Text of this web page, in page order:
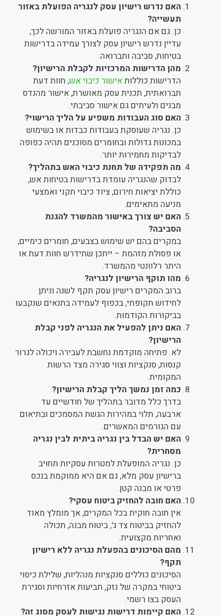
האם נדרש רישיון עסק לנגריה הפועלת באזור
תעשייה?
כן. גם אם הנגריה פועלת באזור המורשה לכך,
עדיין נדרש רישיון עסק לצורך עמידה בדרישות
בטיחות, סביבה ותברואה.
מהן הדרישות המרכזיות לקבלת הרישיון?
הדרישות כוללותאישור כיבוי אש, חוות דעת
תברואתית, תכנית עסק מאושרת, אישור מהנדס
מבנים ולעיתים גם אישור סביבתי.
האם סוג העבודות משפיע על הליך הרישוי?
כן. נגריה שעוסקת בעבודות כבדות או בשימוש
במכונות גדולות ובחומרים מסוכנים תהיה כפופה
לבדיקות מחמירות יותר.
מה תפקידה של תחנת כיבוי האש בתהליך?
לבדוק שהנגריה עומדת בדרישות בטיחות אש,
כוללת יציאות חירום, ציוד כיבוי תקני ואמצעי
מניעה מתאימים.
האם יש צורך באישור מהמשרד להגנת
הסביבה?
במקרים בהם יש שימוש בצבעים, חומרים כימיים,
או פסולת מזהמת – ייתכן שתידרש חוות דעת או
היתר רלוונטי מהמשרד.
מהו תוקף הרישיון לנגריה?
ברוב המקרים רישיון עסק תקף לשנה וניתן
לחידוש תקופתי, בכפוף לעמידה בתנאים שנקבעו
בביקורות הקודמות.
האם ניתן להפעיל את הנגריה לפני קבלת
הרישיון?
לא. פתיחה מוקדמת נחשבת לעבירה ויכולה לגרור
קנסות, סנקציות וצווי סגירה מצד הרשות
המקומית.
כמה זמן נמשך הליך קבלת הרישיון?
בדרך כלל מדובר בתהליך של חודשיים עד
ארבעה, תלוי במהירות הגשת המסמכים ובתיאום
עם הגורמים המאשרים.
האם יש הבדל בין נגריה ביתית לבין נגריה
מסחרית?
כן. נגריה המופעלת למטרות עסקיות תחויב
ברישיון עסק מלא, גם אם היא ממוקמת בנכס
פרטי או מבנה קטן.
האם חובה להחזיק ביטוח עסקי?
אין חובה חוקית בכל המקרים, אך מומלץ מאוד
להחזיק בביטוח צד ג', ביטוח מבנה, תכולה
ואחריות מקצועית.
מהם הסיכונים בהפעלת נגריה ללא רישיון
תקף?
הסיכונים כוללים סנקציות מנהליות, שלילת כיסוי
ביטוחי במקרה של נזק, תביעות אזרחיות וסגירת
העסק בצו רשמי.
האם קיימות דרישות נגישות לעסק מסוג זה?